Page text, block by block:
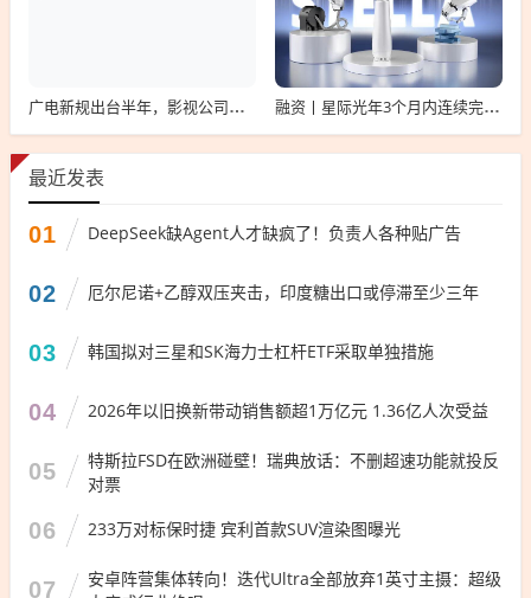
广电新规出台半年，影视公司看懂这套“IP宇宙说明书”了吗？ 融资丨星际光年3个月内连续完成2轮融资，累计融资亿元
最近发表
01 DeepSeek缺Agent人才缺疯了！负责人各种贴广告
02 厄尔尼诺+乙醇双压夹击，印度糖出口或停滞至少三年
03 韩国拟对三星和SK海力士杠杆ETF采取单独措施
04 2026年以旧换新带动销售额超1万亿元 1.36亿人次受益
05
特斯拉FSD在欧洲碰壁！瑞典放话：不删超速功能就投反
对票
06 233万对标保时捷 宾利首款SUV渲染图曝光
07
安卓阵营集体转向！迭代Ultra全部放弃1英寸主摄：超级